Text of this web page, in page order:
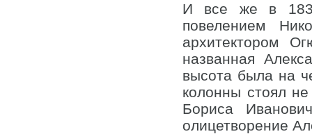
И все же в
повелением
архитектором
названная
высота была на
колонны стоял
Бориса
олицетворение